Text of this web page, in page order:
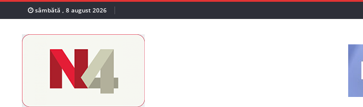
sâmbătă , 8 august 2026